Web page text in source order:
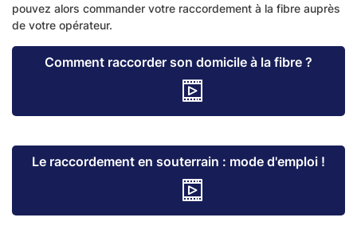
pouvez alors commander votre raccordement à la fibre auprès
de votre opérateur.
Comment raccorder son domicile à la fibre ?
Le raccordement en souterrain : mode d'emploi !